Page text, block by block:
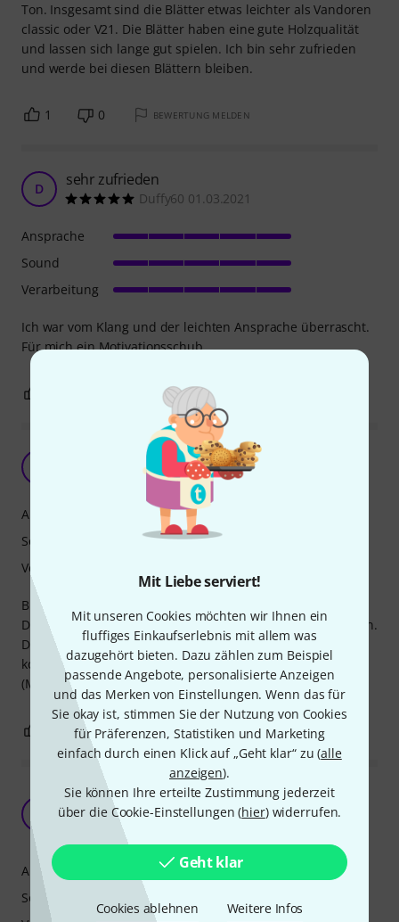
Mit Liebe serviert!
Mit unseren Cookies möchten wir Ihnen ein
fluffiges Einkaufserlebnis mit allem was
dazugehört bieten. Dazu zählen zum Beispiel
passende Angebote, personalisierte Anzeigen
und das Merken von Einstellungen. Wenn das für
Sie okay ist, stimmen Sie der Nutzung von Cookies
für Präferenzen, Statistiken und Marketing
einfach durch einen Klick auf „Geht klar“ zu (alle
anzeigen).
Sie können Ihre erteilte Zustimmung jederzeit
über die Cookie-Einstellungen (hier) widerrufen.
Geht klar
Cookies ablehnen Weitere Infos
Ton. Insgesamt sind die Blätter etwas leichter als Vandoren
classic oder V21. Die Blätter haben eine gute Holzqualität
und lassen sich lange gut spielen. Ich bin sehr zufrieden
und werde bei diesen Blättern bleiben.
1 0 BEWERTUNG MELDEN
D sehr zufrieden
Duffy60 01.03.2021
Ich war vom Klang und der leichten Ansprache überrascht.
Für mich ein Motivationsschub.
Ansprache
Sound
Verarbeitung
BEWERTUNG MELDEN
Für mich optimales Blatt
Martin631 23.09.2015
Bisher wechselte ich immer zwischen V12 und Rue Lepic.
Diese konnte ich jedoch ohne Bearbeitung nicht verwenden.
Das V21 liegt genau zwischen den beiden und bis jetzt
konnte ich jedes Blatt ohne Bearbeitung verwenden.
(Mundstück: Vandoren CL5)
Ansprache
Sound
Verarbeitung
0 BEWERTUNG MELDEN
Gute Verarbeitung, leichte Ansprache über den
gesamten Tonumfang
Ansprache
Sound